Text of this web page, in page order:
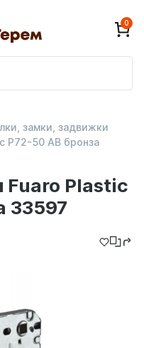
0
Fuaro Plastic
33597
замки, задвижки
P72-50 AB бронза